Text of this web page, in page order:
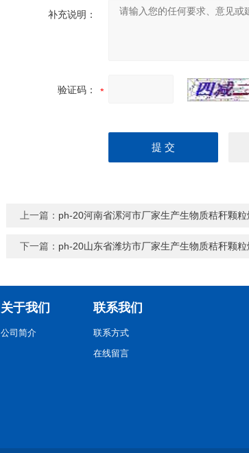
补充说明：
验证码：
上一篇： ph-20河南省漯河市厂家生产生物质秸秆颗粒
下一篇： ph-20山东省潍坊市厂家生产生物质秸秆颗粒
关于我们
公司简介
联系我们
联系方式
在线留言